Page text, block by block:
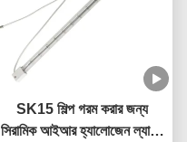
SK15 শিল্প গরম করার জন্য
সিরামিক আইআর হ্যালোজেন ল্যাম্প